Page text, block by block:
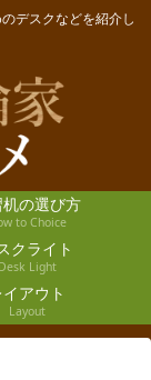
デスクなどを紹介し
机の選び方
to Choice
クライト
Desk Light
イアウト
Layout